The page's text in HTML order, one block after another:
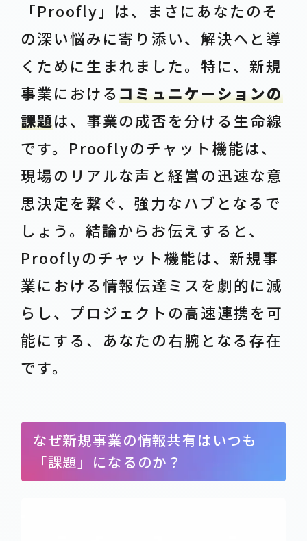
「Proofly」は、まさにあなたのそ
の深い悩みに寄り添い、解決へと導
くために生まれました。特に、新規
事業におけるコミュニケーションの
課題は、事業の成否を分ける生命線
です。Prooflyのチャット機能は、
現場のリアルな声と経営の迅速な意
思決定を繋ぐ、強力なハブとなるで
しょう。結論からお伝えすると、
Prooflyのチャット機能は、新規事
業における情報伝達ミスを劇的に減
らし、プロジェクトの高速連携を可
能にする、あなたの右腕となる存在
です。
なぜ新規事業の情報共有はいつも
「課題」になるのか？